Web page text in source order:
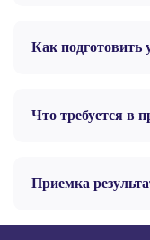
Как подготовить
Что требуется в
Приемка